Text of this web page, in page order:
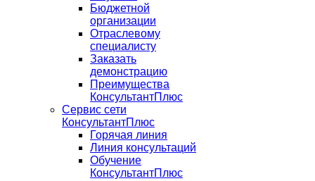
Бюджетной
организации
Отраслевому
специалисту
Заказать
демонстрацию
Преимущества
КонсультантПлюс
Сервис сети
КонсультантПлюс
Горячая линия
Линия консультаций
Обучение
КонсультантПлюс